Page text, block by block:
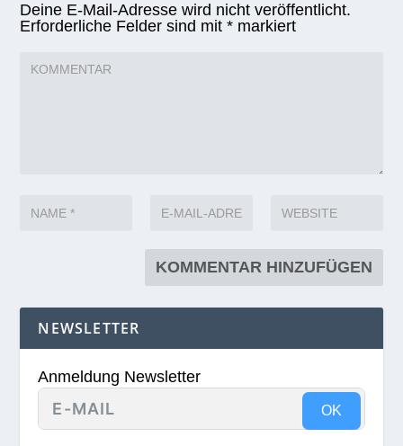
Deine E-Mail-Adresse wird nicht veröffentlicht.
Erforderliche Felder sind mit* markiert
NEWSLETTER
Anmeldung Newsletter
OK